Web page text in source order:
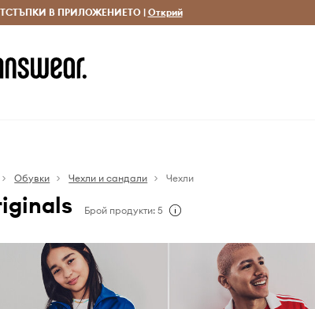
EUR Доставка 1-5 дни
В ПРИЛОЖЕНИЕТО |Открий
Обувки Чехли и сандали Чехли
Брой продукти: 5